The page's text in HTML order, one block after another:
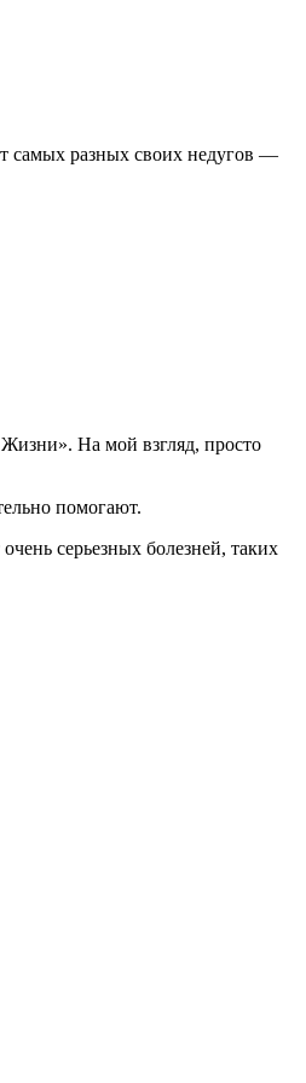
самых разных своих недугов —
На мой взгляд, просто
помогают.
серьезных болезней, таких